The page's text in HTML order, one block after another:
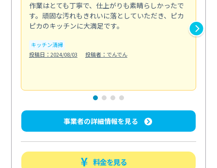
作業はとても丁寧で、仕上がりも素晴らしかったで
す。頑固な汚れもきれいに落としていただき、ピカ
ピカのキッチンに大満足です。
キッチン清掃
投稿日：2024/08/03
投稿者：でんでん
事業者の詳細情報を見る
料金を見る